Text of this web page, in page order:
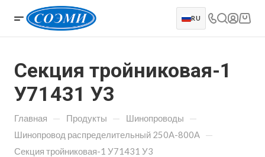
RU
Секция тройниковая-1
У71431 У3
Главная — Продукты — Шинопроводы —
Шинопровод распределительный 250А-800А —
Секция тройниковая-1 У71431 У3